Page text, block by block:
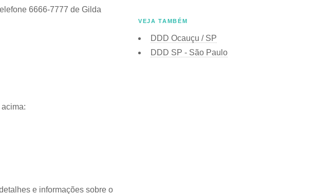
6666-7777 de Gilda
e informações sobre o
VEJA TAMBÉM
DDD Ocauçu / SP
DDD SP - São Paulo